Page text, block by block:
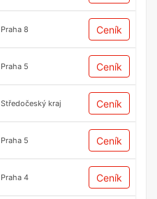
Praha 8 Ceník
Praha 5 Ceník
Středočeský kraj Ceník
Praha 5 Ceník
Praha 4 Ceník